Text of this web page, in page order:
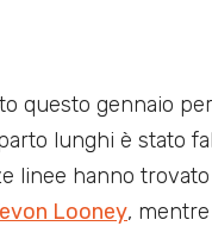
questo gennaio
lunghi è stato
linee hanno
Looney, mentre